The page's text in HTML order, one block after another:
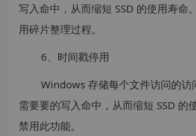
写入命中，从而缩短 SSD 的使用寿命
用碎片整理过程。
6、时间戳停用
Windows 存储每个文件访问的访
需要要的写入命中，从而缩短 SSD 的
禁用此功能。